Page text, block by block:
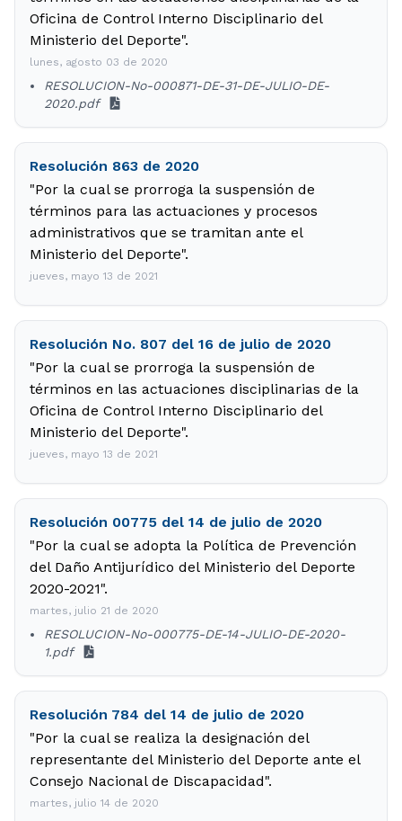
Oficina de Control Interno Disciplinario del
Ministerio del Deporte".
lunes, agosto 03 de 2020
RESOLUCION-No-000871-DE-31-DE-JULIO-DE-
2020.pdf
Resolución 863 de 2020
"Por la cual se prorroga la suspensión de
términos para las actuaciones y procesos
administrativos que se tramitan ante el
Ministerio del Deporte".
jueves, mayo 13 de 2021
Resolución No. 807 del 16 de julio de 2020
"Por la cual se prorroga la suspensión de
términos en las actuaciones disciplinarias de la
Oficina de Control Interno Disciplinario del
Ministerio del Deporte".
jueves, mayo 13 de 2021
Resolución 00775 del 14 de julio de 2020
"Por la cual se adopta la Política de Prevención
del Daño Antijurídico del Ministerio del Deporte
2020-2021".
martes, julio 21 de 2020
RESOLUCION-No-000775-DE-14-JULIO-DE-2020-
1.pdf
Resolución 784 del 14 de julio de 2020
"Por la cual se realiza la designación del
representante del Ministerio del Deporte ante el
Consejo Nacional de Discapacidad".
martes, julio 14 de 2020